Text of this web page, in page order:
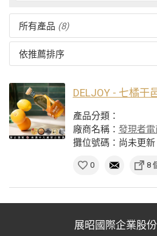
所有產品 (8)
依推薦排序
DELJOY - 七橘干
產品分類：
廠商名稱： 發現者電
攤位號碼：尚未更新
0 8
展昭國際企業股